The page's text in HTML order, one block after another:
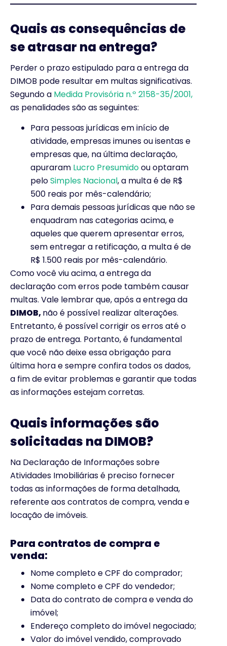
Quais as consequências de
se atrasar na entrega?
Perder o prazo estipulado para a entrega da
DIMOB pode resultar em multas significativas.
Segundo a Medida Provisória n.º 2158-35/2001,
as penalidades são as seguintes:
Para pessoas jurídicas em início de
atividade, empresas imunes ou isentas e
empresas que, na última declaração,
apuraram Lucro Presumidoou optaram
peloSimples Nacional, a multa é de R$
500 reais por mês-calendário;
Para demais pessoas jurídicas que não se
enquadram nas categorias acima, e
aqueles que querem apresentar erros,
sem entregar a retificação, a multa é de
R$ 1.500 reais por mês-calendário.
Como você viu acima, a entrega da
declaração com erros pode também causar
multas. Vale lembrar que, após a entrega da
DIMOB,não é possível realizar alterações.
Entretanto, é possível corrigir os erros até o
prazo de entrega. Portanto, é fundamental
que você não deixe essa obrigação para
última hora e sempre confira todos os dados,
a fim de evitar problemas e garantir que todas
as informações estejam corretas.
Quais informações são
solicitadas na DIMOB?
Na Declaração de Informações sobre
Atividades Imobiliárias é preciso fornecer
todas as informações de forma detalhada,
referente aos contratos de compra, venda e
locação de imóveis.
Para contratos de compra e
venda:
Nome completo e CPF do comprador;
Nome completo e CPF do vendedor;
Data do contrato de compra e venda do
imóvel;
Endereço completo do imóvel negociado;
Valor do imóvel vendido, comprovado